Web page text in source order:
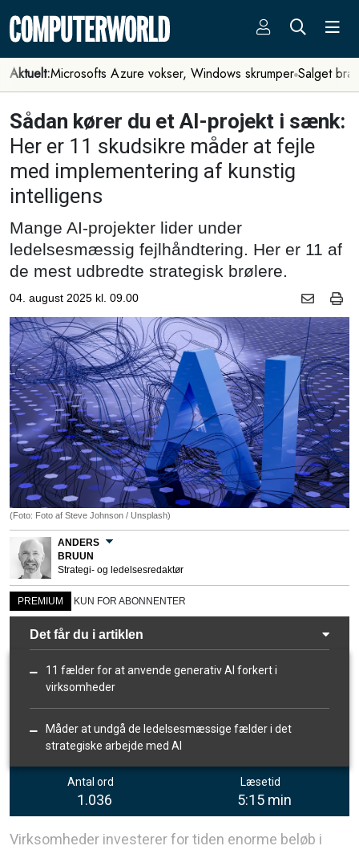
Aktuelt:Microsofts Azure vokser, Windows skrumper Salget
Sådan kører du et AI-projekt i sænk:
Her er 11 skudsikre måder at fejle
med implementering af kunstig
intelligens
Mange AI-projekter lider under
ledelsesmæssig fejlhåndtering. Her er 11 af
de mest udbredte strategisk brølere.
04. august 2025 kl. 09.00
(Foto: Foto af Steve Johnson / Unsplash)
ANDERS
BRUUN
Strategi- og ledelsesredaktør
PREMIUM KUN FOR ABONNENTER
Det får du i artiklen
11 fælder for at anvende generativ AI forkert i
virksomheder
Måder at undgå de ledelsesmæssige fælder i det
strategiske arbejde med AI
Antal ord
1.036
Læsetid
5:15 min
Virksomheder investerer for tiden enorme beløb i